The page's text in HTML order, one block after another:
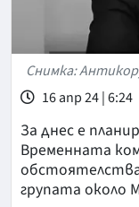
Снимка:
16 апр 24 | 6:24
За днес е
Временната
групата около